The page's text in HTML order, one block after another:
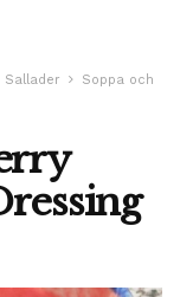
Sallader
Soppa och